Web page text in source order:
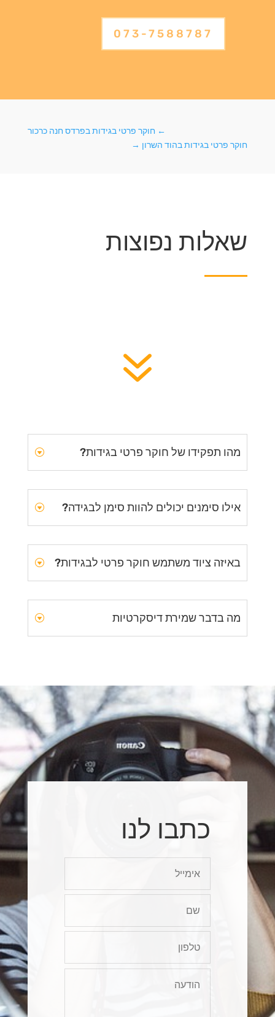
073-7588787
← חוקר פרטי בגידות בפרדס חנה כרכור
חוקר פרטי בגידות בהוד השרון →
שאלות נפוצות
7
מהו תפקידו של חוקר פרטי בגידות?
אילו סימנים יכולים להוות סימן לבגידה?
באיזה ציוד משתמש חוקר פרטי לבגידות?
מה בדבר שמירת דיסקרטיות
כתבו לנו